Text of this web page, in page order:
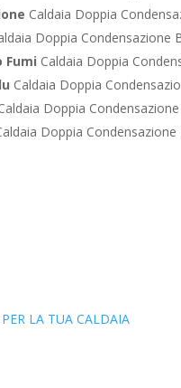
Caldaia Doppia
Doppia Condensazione
Fumi Caldaia Doppia
Caldaia Doppia
Doppia
Doppia
LA TUA CALDAIA